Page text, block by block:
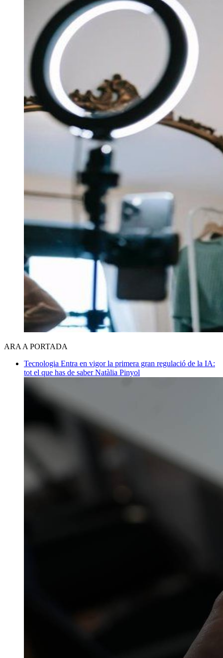
ARA A PORTADA
Tecnologia Entra en vigor la primera gran regulació de la IA:
tot el que has de saberNatàlia Pinyol